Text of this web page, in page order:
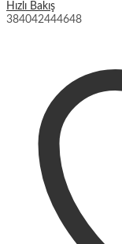
Hızlı Bakış
384042444648